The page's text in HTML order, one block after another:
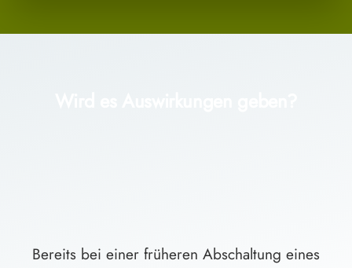
Bereits bei einer früheren Abschaltung eines